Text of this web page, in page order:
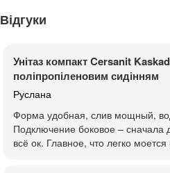
Відгуки
Унітаз компакт Cersanit
поліпропіленовим сидінням
Руслана
Форма удобная, слив мощный,
Подключение боковое – сначала
всё ок. Главное, что легко